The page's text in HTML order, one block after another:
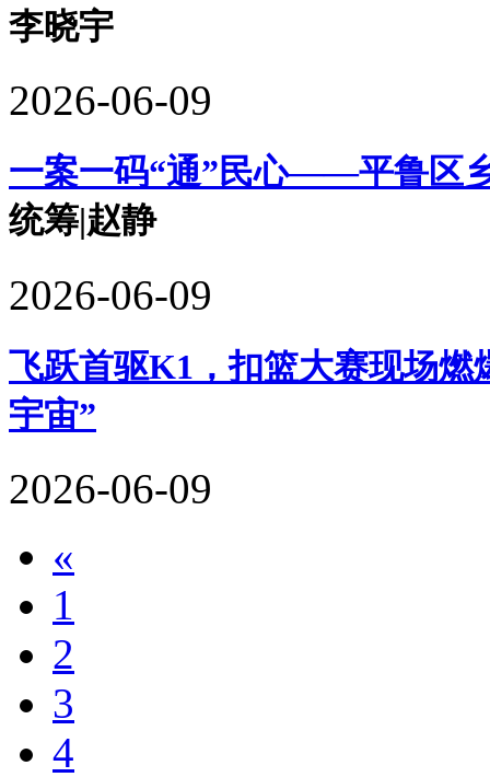
李晓宇
2026-06-09
一案一码“通”民心——平鲁区
统筹|赵静
2026-06-09
飞跃首驱K1，扣篮大赛现场
宇宙”
2026-06-09
«
1
2
3
4